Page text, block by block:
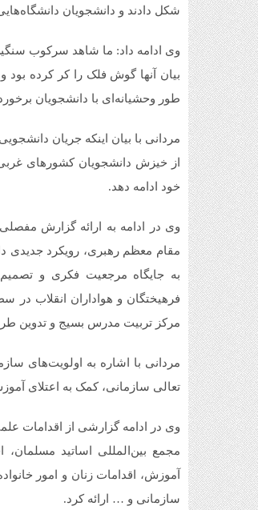
شکل دادند و دانشجویان
وی ادامه داد: ما شاهد سرکوب
بیان آنها گوش فلک را کر کرده بود
طور وحشیانه‌ای با دانشجویان
مردانی با بیان اینکه جریان
از خیزش دانشجویان کشورهای
خود ادامه دهد.
وی در ادامه به ارائه گزارش
مقام معظم رهبری، رویکرد جدیدی
به جایگاه مرجعیت فکری و
فرهیختگان و هواداران انقلاب در
مرکز تربیت مدرس بسیج و تدوین
مردانی با اشاره به اولویت‌های
تعالی سازمانی، کمک به اعتلای
وی در ادامه گزارشی از اقدامات
مجمع بین‌المللی اساتید
آموزش، اقدامات زنان و امور
سازمانی و … ارائه کرد.